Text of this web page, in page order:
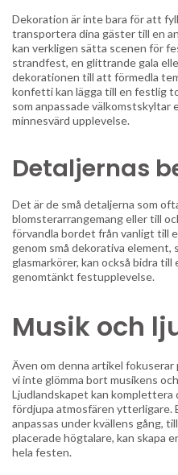
Dekoration är inte bara för att
transportera dina gäster till en
kan verkligen sätta scenen för
strandfest, en glittrande gala
dekorationen till att förmedla
konfetti kan lägga till en festlig
som anpassade välkomstskyltar
minnesvärd upplevelse.
Detaljernas
Det är de små detaljerna som
blomsterarrangemang eller till
förvandla bordet från vanligt till
genom små dekorativa
glasmarkörer, kan också bidra till
genomtänkt festupplevelse.
Musik och
Även om denna artikel
vi inte glömma bort musikens
Ljudlandskapet kan komplettera
fördjupa atmosfären ytterligare.
anpassas under kvällens gång,
placerade högtalare, kan skapa
hela festen.